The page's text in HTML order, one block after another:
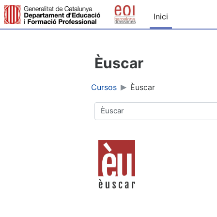
Ves al contingut principal
Inici
Èuscar
Cursos Èuscar
Categories de cursos